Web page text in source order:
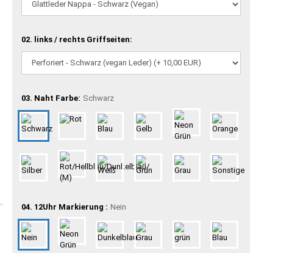
02. links / rechts Griffseiten:
03. Naht Farbe: Schwarz
04. 12Uhr Markierung : Nein